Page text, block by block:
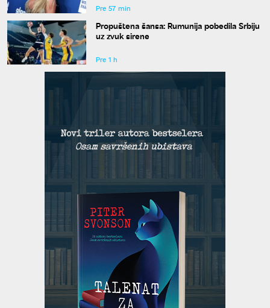
Pre 57 min
Propuštena šansa: Rumunija pobedila Srbiju
uz zvuk sirene
Pre 1 h